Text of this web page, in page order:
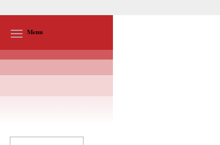
Menu
Zoeken